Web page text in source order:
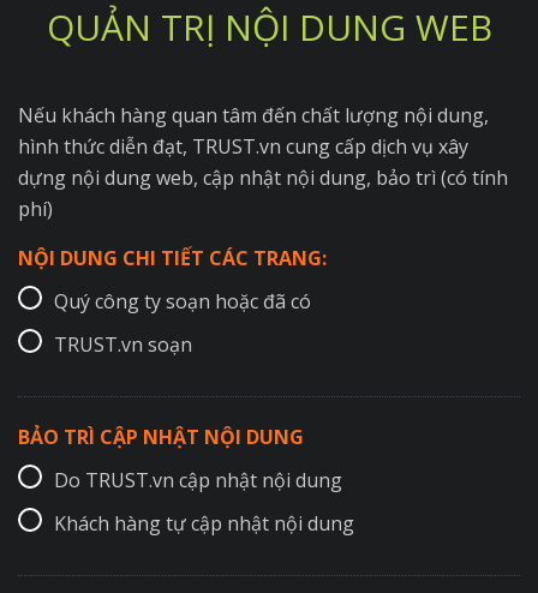
QUẢN TRỊ NỘI DUNG WEB
Nếu khách hàng quan tâm đến chất lượng nội dung,
hình thức diễn đạt, TRUST.vn cung cấp dịch vụ xây
dựng nội dung web, cập nhật nội dung, bảo trì (có tính
phí)
NỘI DUNG CHI TIẾT CÁC TRANG:
Quý công ty soạn hoặc đã có
TRUST.vn soạn
BẢO TRÌ CẬP NHẬT NỘI DUNG
Do TRUST.vn cập nhật nội dung
Khách hàng tự cập nhật nội dung